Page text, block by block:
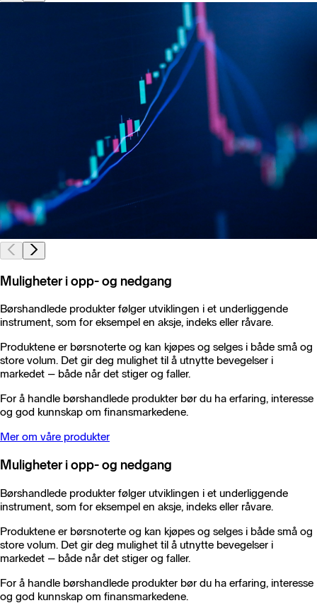
Muligheter i opp- og nedgang
Børshandlede produkter følger utviklingen i et underliggende
instrument, som for eksempel en aksje, indeks eller råvare.
Produktene er børsnoterte og kan kjøpes og selges i både små og
store volum. Det gir deg mulighet til å utnytte bevegelser i
markedet – både når det stiger og faller.
For å handle børshandlede produkter bør du ha erfaring, interesse
og god kunnskap om finansmarkedene.
Mer om våre produkter
Muligheter i opp- og nedgang
Børshandlede produkter følger utviklingen i et underliggende
instrument, som for eksempel en aksje, indeks eller råvare.
Produktene er børsnoterte og kan kjøpes og selges i både små og
store volum. Det gir deg mulighet til å utnytte bevegelser i
markedet – både når det stiger og faller.
For å handle børshandlede produkter bør du ha erfaring, interesse
og god kunnskap om finansmarkedene.